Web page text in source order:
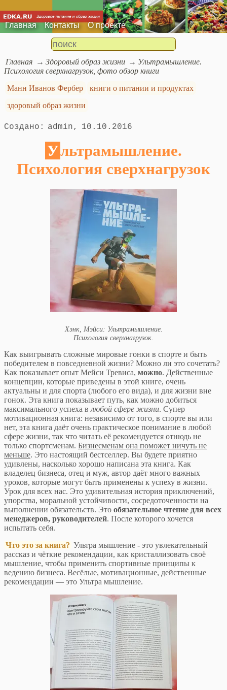
Главная Контакты О проекте
Главная Здоровый образ жизни
Ультрамышление.
Психология сверхнагрузок, фото обзор книги
Манн Иванов Фербер
книги о питании и продуктах
здоровый образ жизни
admin 10.10.2016
Ультрамышление.
Психология сверхнагрузок
Хэнк, Мэйси: Ультрамышление.
Психология сверхнагрузок.
Как выигрывать сложные мировые гонки в спорте и быть
победителем в повседневной жизни? Можно ли это сочетать?
Как показывает опыт Мейси Тревиса, можно. Действенные
концепции, которые приведены в этой книге, очень
актуальны и для спорта (любого его вида), и для жизни вне
гонок. Эта книга показывает путь, как можно добиться
максимального успеха в любой сфере жизни. Супер
мотивационная книга: независимо от того, в спорте вы или
нет, эта книга даёт очень практическое понимание в любой
сфере жизни, так что читать её рекомендуется отнюдь не
только спортсменам. Бизнесменам она поможет ничуть не
меньше. Это настоящий бестселлер. Вы будете приятно
удивлены, насколько хорошо написана эта книга. Как
владелец бизнеса, отец и муж, автор даёт много важных
уроков, которые могут быть применены к успеху в жизни.
Урок для всех нас. Это удивительная история приключений,
упорства, моральной устойчивости, сосредоточенности на
выполнении обязательств. Это обязательное чтение для всех
менеджеров, руководителей. После которого хочется
испытать себя.
Что это за книга? Ультра мышление - это увлекательный
рассказ и чёткие рекомендации, как кристаллизовать своё
мышление, чтобы применить спортивные принципы к
ведению бизнеса. Весёлые, мотивационные, действенные
рекомендации — это Ультра мышление.